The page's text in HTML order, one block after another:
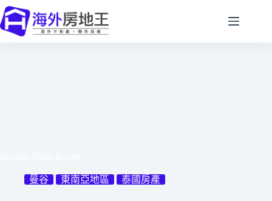
跳
至
曼谷 東南亞地區 泰國房產